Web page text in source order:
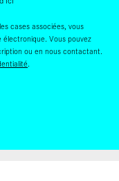
cases associées, vous
Vous pouvez
ou en nous contactant.
.